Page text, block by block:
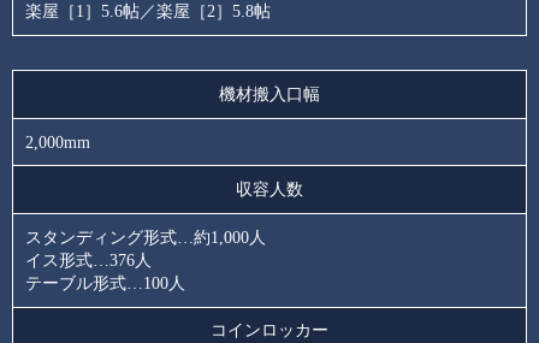
楽屋［1］5.6帖／楽屋［2］5.8帖
機材搬入口幅
2,000mm
収容人数
スタンディング形式…約1,000人
イス形式…376人
テーブル形式…100人
コインロッカー